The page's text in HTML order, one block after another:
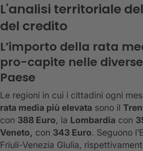
L'analisi territoriale
del credito
L’importo della rata
pro-capite nelle
Paese
Le regioni in cui i cittadini ogni
rata media più elevata sono il
con 388 Euro, la Lombardia con
Veneto, con 343 Euro. Seguono
Friuli-Venezia Giulia,